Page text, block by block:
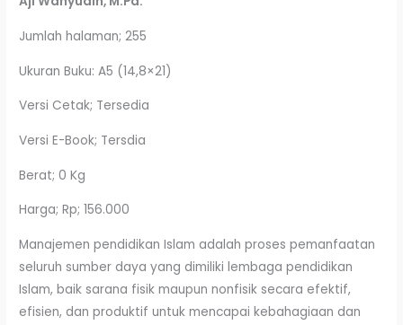
Jumlah halaman; 255
Ukuran Buku: A5 (14,8×21)
Versi Cetak; Tersedia
Versi E-Book; Tersdia
Berat; 0 Kg
Harga; Rp; 156.000
Manajemen pendidikan Islam adalah proses pemanfaatan
seluruh sumber daya yang dimiliki lembaga pendidikan
Islam, baik sarana fisik maupun nonfisik secara efektif,
efisien, dan produktif untuk mencapai kebahagiaan dan